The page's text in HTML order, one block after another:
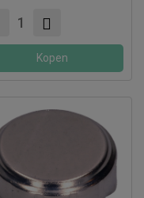
Kopen